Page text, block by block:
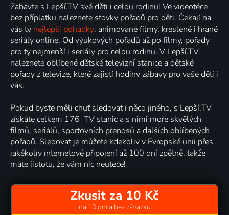
Zabavte s Lepší.TV své děti i celou rodinu! Ve videotéce
bez příplatku naleznete stovky pořadů pro děti. Čekají na
vás ty nejlepší pohádky, animované filmy, kreslené i hrané
seriály online. Od výukových pořadů až po filmy, pořady
pro ty nejmenší i seriály pro celou rodinu. V Lepší.TV
naleznete oblíbené dětské televizní stanice a dětské
pořady z televize, které zajistí hodiny zábavy pro vaše děti i
vás.
Pokud byste měli chuť sledovat i něco jiného, s Lepší.TV
získáte celkem 176 TV stanic a s nimi moře skvělých
filmů, seriálů, sportovních přenosů a dalších oblíbených
pořadů. Sledovat je můžete kdekoliv v Evropské unii přes
jakékoliv internetové připojení až 100 dní zpětně, takže
máte jistotu, že vám nic neuteče!
Zkusit za 10 Kč
na 10 dní a bez závazku